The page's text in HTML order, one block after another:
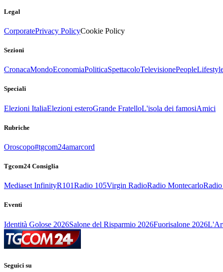
Legal
CorporatePrivacy PolicyCookie Policy
Sezioni
CronacaMondoEconomiaPoliticaSpettacoloTelevisionePeople
Speciali
Elezioni ItaliaElezioni esteroGrande FratelloL'isola dei famosiAmici
Rubriche
Oroscopo#tgcom24amarcord
Tgcom24 Consiglia
Mediaset InfinityR101Radio 105Virgin RadioRadio Montecarlo
Eventi
Identità Golose 2026Salone del Risparmio 2026Fuorisalone 2026
Seguici su